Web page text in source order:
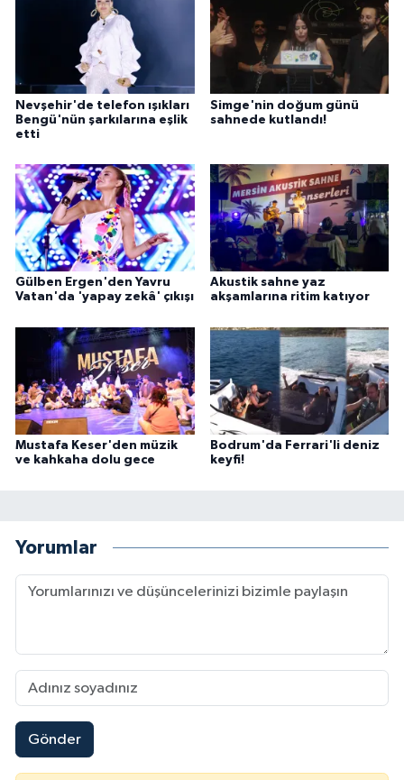
Nevşehir'de telefon ışıkları
Bengü'nün şarkılarına eşlik
etti
Simge'nin doğum günü
sahnede kutlandı!
Gülben Ergen'den Yavru
Vatan'da 'yapay zekâ' çıkışı
Akustik sahne yaz
akşamlarına ritim katıyor
Mustafa Keser'den müzik
ve kahkaha dolu gece
Bodrum'da Ferrari'li deniz
keyfi!
Yorumlar
Gönder